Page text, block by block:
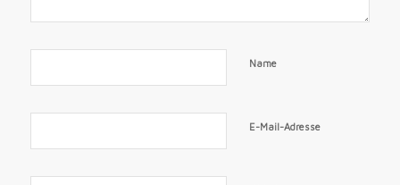
Name
E-Mail-Adresse